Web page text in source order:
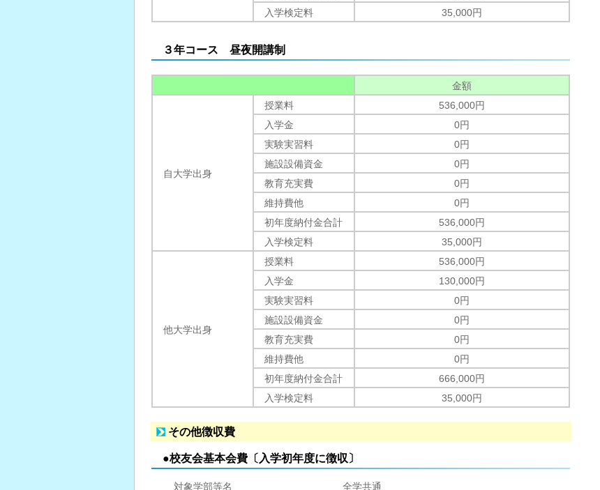
入学検定料
35,000円
３年コース 昼夜開講制
金額
自大学出身
授業料
536,000円
入学金
0円
実験実習料
0円
施設設備資金
0円
教育充実費
0円
維持費他
0円
初年度納付金合計
536,000円
入学検定料
35,000円
他大学出身
授業料
536,000円
入学金
130,000円
実験実習料
0円
施設設備資金
0円
教育充実費
0円
維持費他
0円
初年度納付金合計
666,000円
入学検定料
35,000円
その他徴収費
●校友会基本会費〔入学初年度に徴収〕
対象学部等名 全学共通